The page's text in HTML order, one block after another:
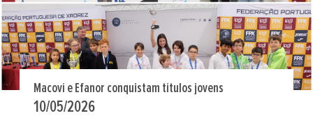
Macoví e Efanor conquistam títulos jovens
10/05/2026